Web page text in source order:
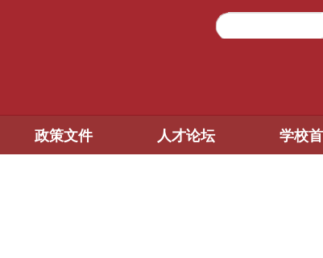
政策文件 人才论坛 学校